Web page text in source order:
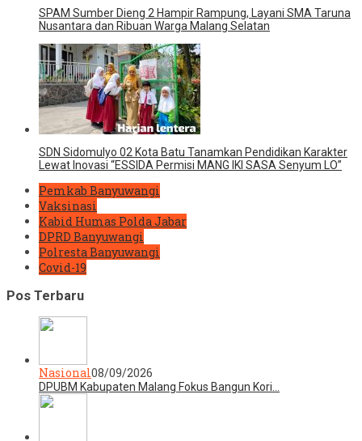
SPAM Sumber Dieng 2 Hampir Rampung, Layani SMA Taruna
Nusantara dan Ribuan Warga Malang Selatan
SDN Sidomulyo 02 Kota Batu Tanamkan Pendidikan Karakter
Lewat Inovasi “ESSIDA Permisi MANG IKI SASA Senyum LO”
Pemkab Banyuwangi
Vaksinasi
Kabid Humas Polda Jabar
DPRD Banyuwangi
Polresta Banyuwangi
Covid-19
Pos Terbaru
Nasional08/09/2026
DPUBM Kabupaten Malang Fokus Bangun Kori…